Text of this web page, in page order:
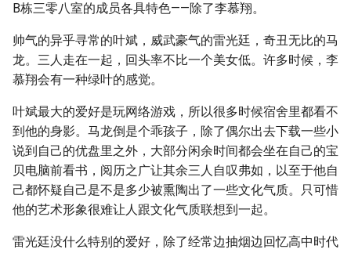
B栋三零八室的成员各具特色——除了李慕翔。
帅气的异乎寻常的叶斌，威武豪气的雷光廷，奇丑无比的马
龙。三人走在一起，回头率不比一个美女低。许多时候，李
慕翔会有一种绿叶的感觉。
叶斌最大的爱好是玩网络游戏，所以很多时候宿舍里都看不
到他的身影。马龙倒是个乖孩子，除了偶尔出去下载一些小
说到自己的优盘里之外，大部分闲余时间都会坐在自己的宝
贝电脑前看书，阅历之广让其余三人自叹弗如，以至于他自
己都怀疑自己是不是多少被熏陶出了一些文化气质。只可惜
他的艺术形象很难让人跟文化气质联想到一起。
雷光廷没什么特别的爱好，除了经常边抽烟边回忆高中时代